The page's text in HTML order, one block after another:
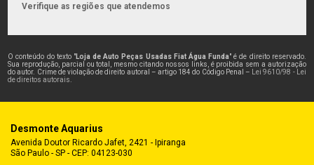
Verifique as regiões que atendemos
O conteúdo do texto "Loja de Auto Peças Usadas Fiat Água Funda" é de direito reservado.
Sua reprodução, parcial ou total, mesmo citando nossos links, é proibida sem a autorização
do autor. Crime de violação de direito autoral – artigo 184 do Código Penal –
Lei 9610/98 - Lei
de direitos autorais
Desmonte Aquarius
Avenida Doutor Ricardo Jafet, 2421 - Ipiranga
São Paulo - SP - CEP: 04123-030